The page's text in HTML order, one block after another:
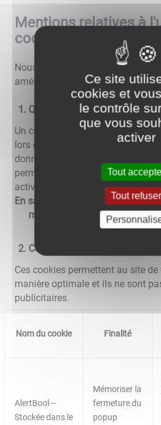
Mentions relatives à
cookies
Nous utilisons différents cookies
améliorer l'interactivité du site.
Qu'est-ce qu'un "cookie" ?
Un cookie est un fichier texte
lors de la visite d'un site. Il permet
données utilisateur afin de
permettre certaines
activer ou les désactiver.
En savoir plus sur les cookies,
moyens de s'y opposer
Cookies nécessaires au site
Ces cookies permettent au site
manière optimale et ils ne sont
publicitaires.
Nom du cookie Finalité
AlertBool --
Stockée dans le
Mémoriser la
fermeture du
popup
Ce site
cookies et
le contrôle
que vous
activer
Tout
Tout refuser